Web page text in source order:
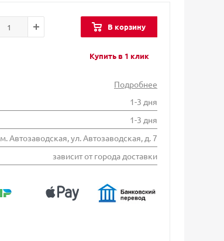
В корзину
Купить в 1 клик
Подробнее
1-3 дня
1-3 дня
м. Автозаводская, ул. Автозаводская, д. 7
зависит от города доставки